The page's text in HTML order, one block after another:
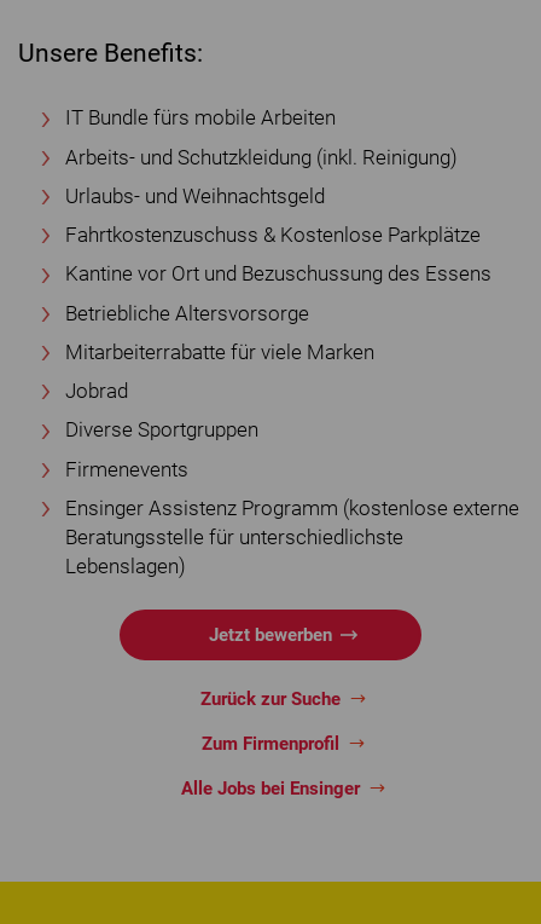
Unsere Benefits:
IT Bundle fürs mobile Arbeiten
Arbeits- und Schutzkleidung (inkl. Reinigung)
Urlaubs- und Weihnachtsgeld
Fahrtkostenzuschuss & Kostenlose Parkplätze
Kantine vor Ort und Bezuschussung des Essens
Betriebliche Altersvorsorge
Mitarbeiterrabatte für viele Marken
Jobrad
Diverse Sportgruppen
Firmenevents
Ensinger Assistenz Programm (kostenlose externe
Beratungsstelle für unterschiedlichste
Lebenslagen)
Jetzt bewerben
Zurück zur Suche
Zum Firmenprofil
Alle Jobs bei Ensinger